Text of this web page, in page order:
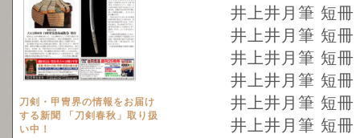
刀剣・甲冑界の情報をお届け
する新聞 「刀剣春秋」取り扱
い中！
井上井月筆 短冊「
井上井月筆 短冊「
井上井月筆 短冊「
井上井月筆 短冊「
井上井月筆 短冊「
井上井月筆 短冊「